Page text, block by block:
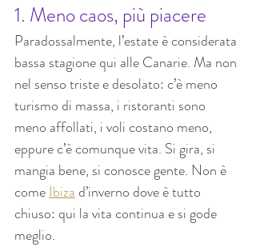
1. Meno caos, più piacere
Paradossalmente, l’estate è considerata
bassa stagione qui alle Canarie. Ma non
nel senso triste e desolato: c’è meno
turismo di massa, i ristoranti sono
meno affollati, i voli costano meno,
eppure c’è comunque vita. Si gira, si
mangia bene, si conosce gente. Non è
come Ibiza d’inverno dove è tutto
chiuso: qui la vita continua e si gode
meglio.